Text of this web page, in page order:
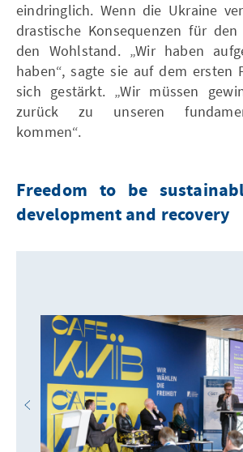
eindringlich. Wenn die Ukraine
drastische Konsequenzen für
den Wohlstand. „Wir haben
haben“, sagte sie auf dem ersten
sich gestärkt. „Wir müssen
zurück zu unseren
kommen“.
Freedom to be
development and recovery